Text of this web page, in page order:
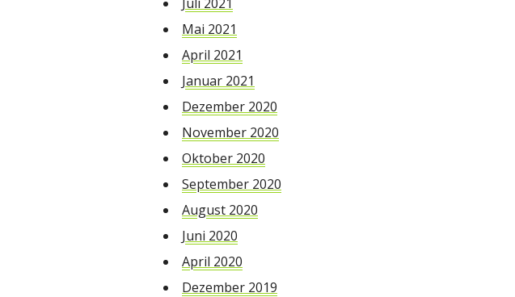
Mai 2021
April 2021
Januar 2021
Dezember 2020
November 2020
Oktober 2020
September 2020
August 2020
Juni 2020
April 2020
Dezember 2019